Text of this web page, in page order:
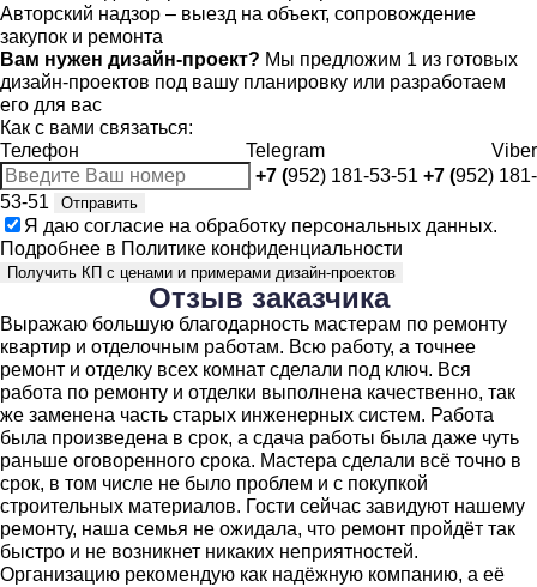
Авторский надзор – выезд на объект, сопровождение
закупок и ремонта
Вам нужен дизайн-проект? Мы предложим 1 из готовых
дизайн-проектов под вашу планировку или разработаем
его для вас
Как с вами связаться:
Телефон
Telegram
Viber
+7 (952) 181-53-51 +7 (952) 181-
53-51
Отправить
Я даю согласие на обработку персональных данных.
Подробнее в Политике конфиденциальности
Получить КП с ценами и примерами дизайн-проектов
Отзыв заказчика
Выражаю большую благодарность мастерам по ремонту
квартир и отделочным работам. Всю работу, а точнее
ремонт и отделку всех комнат сделали под ключ. Вся
работа по ремонту и отделки выполнена качественно, так
же заменена часть старых инженерных систем. Работа
была произведена в срок, а сдача работы была даже чуть
раньше оговоренного срока. Мастера сделали всё точно в
срок, в том числе не было проблем и с покупкой
строительных материалов. Гости сейчас завидуют нашему
ремонту, наша семья не ожидала, что ремонт пройдёт так
быстро и не возникнет никаких неприятностей.
Организацию рекомендую как надёжную компанию, а её